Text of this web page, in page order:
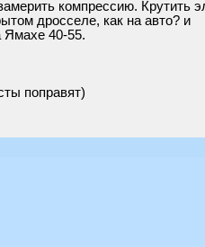
компрессию. Крутить
дросселе, как на авто? и
Ямахе 40-55.
поправят)